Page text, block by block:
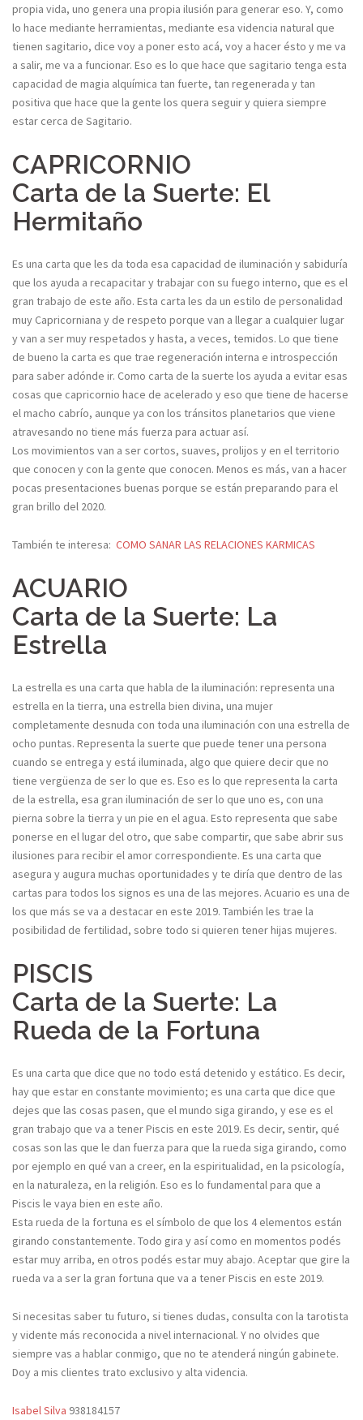
propia vida, uno genera una propia ilusión para generar eso. Y, como
lo hace mediante herramientas, mediante esa videncia natural que
tienen sagitario, dice voy a poner esto acá, voy a hacer ésto y me va
a salir, me va a funcionar. Eso es lo que hace que sagitario tenga esta
capacidad de magia alquímica tan fuerte, tan regenerada y tan
positiva que hace que la gente los quera seguir y quiera siempre
estar cerca de Sagitario.
CAPRICORNIO
Carta de la Suerte: El
Hermitaño
Es una carta que les da toda esa capacidad de iluminación y sabiduría
que los ayuda a recapacitar y trabajar con su fuego interno, que es el
gran trabajo de este año. Esta carta les da un estilo de personalidad
muy Capricorniana y de respeto porque van a llegar a cualquier lugar
y van a ser muy respetados y hasta, a veces, temidos. Lo que tiene
de bueno la carta es que trae regeneración interna e introspección
para saber adónde ir. Como carta de la suerte los ayuda a evitar esas
cosas que capricornio hace de acelerado y eso que tiene de hacerse
el macho cabrío, aunque ya con los tránsitos planetarios que viene
atravesando no tiene más fuerza para actuar así.
Los movimientos van a ser cortos, suaves, prolijos y en el territorio
que conocen y con la gente que conocen. Menos es más, van a hacer
pocas presentaciones buenas porque se están preparando para el
gran brillo del 2020.
También te interesa: COMO SANAR LAS RELACIONES KARMICAS
ACUARIO
Carta de la Suerte: La
Estrella
La estrella es una carta que habla de la iluminación: representa una
estrella en la tierra, una estrella bien divina, una mujer
completamente desnuda con toda una iluminación con una estrella de
ocho puntas. Representa la suerte que puede tener una persona
cuando se entrega y está iluminada, algo que quiere decir que no
tiene vergüenza de ser lo que es. Eso es lo que representa la carta
de la estrella, esa gran iluminación de ser lo que uno es, con una
pierna sobre la tierra y un pie en el agua. Esto representa que sabe
ponerse en el lugar del otro, que sabe compartir, que sabe abrir sus
ilusiones para recibir el amor correspondiente. Es una carta que
asegura y augura muchas oportunidades y te diría que dentro de las
cartas para todos los signos es una de las mejores. Acuario es una de
los que más se va a destacar en este 2019. También les trae la
posibilidad de fertilidad, sobre todo si quieren tener hijas mujeres.
PISCIS
Carta de la Suerte: La
Rueda de la Fortuna
Es una carta que dice que no todo está detenido y estático. Es decir,
hay que estar en constante movimiento; es una carta que dice que
dejes que las cosas pasen, que el mundo siga girando, y ese es el
gran trabajo que va a tener Piscis en este 2019. Es decir, sentir, qué
cosas son las que le dan fuerza para que la rueda siga girando, como
por ejemplo en qué van a creer, en la espiritualidad, en la psicología,
en la naturaleza, en la religión. Eso es lo fundamental para que a
Piscis le vaya bien en este año.
Esta rueda de la fortuna es el símbolo de que los 4 elementos están
girando constantemente. Todo gira y así como en momentos podés
estar muy arriba, en otros podés estar muy abajo. Aceptar que gire la
rueda va a ser la gran fortuna que va a tener Piscis en este 2019.
Si necesitas saber tu futuro, si tienes dudas, consulta con la tarotista
y vidente más reconocida a nivel internacional. Y no olvides que
siempre vas a hablar conmigo, que no te atenderá ningún gabinete.
Doy a mis clientes trato exclusivo y alta videncia.
Isabel Silva 938184157